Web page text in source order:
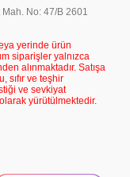
No: 47/B 2601
yerinde ürün
siparişler yalnızca
alınmaktadır. Satışa
sıfır ve teşhir
ve sevkiyat
yürütülmektedir.